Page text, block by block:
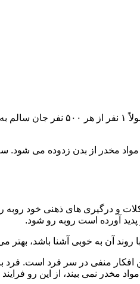
سم زدایی فوق سریع در
مواد مخدر از بدن زدوده می
پدید آورده است روبه رو شود.
آن به خوبی آشنا باشد، بهتر
منفی در سر فرد است. فرد
مخدر نمی بیند، از این رو